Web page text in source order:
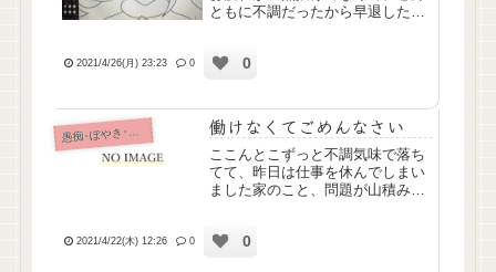
ともに不調だったから早退したい
言吐かれてつらかった5時間のパ
2021/4/26(月) 23:23 0 0
愚 痴･ぼやき･病み記事 働けなくてごめんなさい
ここんとこずっと不調気味で落ち
てて、昨日は仕事を休んでしまい
ました家のこと、問題が山積みで
てくれるけど、わたしがフルタイ
2021/4/22(木) 12:26 0 0